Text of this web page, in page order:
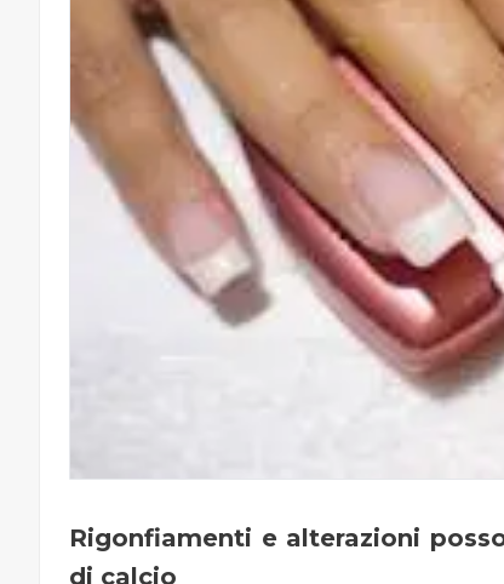
Rigonfiamenti e alterazioni
di calcio